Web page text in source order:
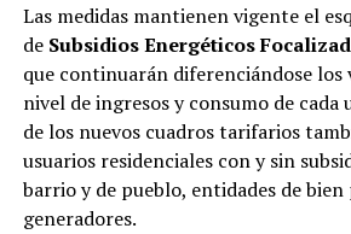
Las medidas mantienen vigente el
de Subsidios Energéticos
que continuarán diferenciándose los
nivel de ingresos y consumo de cada
de los nuevos cuadros tarifarios
usuarios residenciales con y sin
barrio y de pueblo, entidades de
generadores.